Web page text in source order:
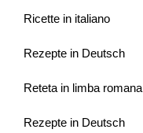
Ricette in italiano
Rezepte in Deutsch
Reteta in limba romana
Rezepte in Deutsch